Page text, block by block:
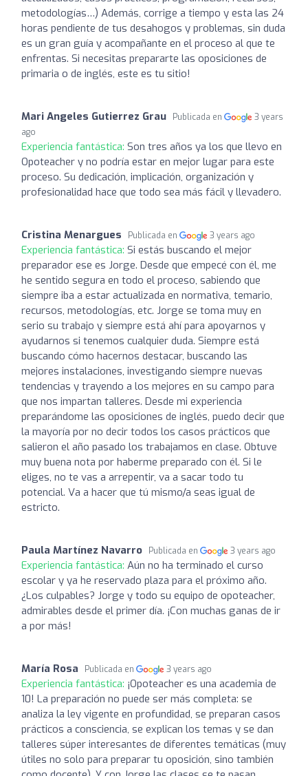
metodologías…) Además, corrige a tiempo y esta las 24
horas pendiente de tus desahogos y problemas, sin duda
es un gran guía y acompañante en el proceso al que te
enfrentas. Si necesitas prepararte las oposiciones de
primaria o de inglés, este es tu sitio!
Mari Angeles Gutierrez Grau Publicada en
3 years
ago
Experiencia fantástica: Son tres años ya los que llevo en
Opoteacher y no podría estar en mejor lugar para este
proceso. Su dedicación, implicación, organización y
profesionalidad hace que todo sea más fácil y llevadero.
Cristina Menargues Publicada en 3 years ago
Experiencia fantástica: Si estás buscando el mejor
preparador ese es Jorge. Desde que empecé con él, me
he sentido segura en todo el proceso, sabiendo que
siempre iba a estar actualizada en normativa, temario,
recursos, metodologías, etc. Jorge se toma muy en
serio su trabajo y siempre está ahí para apoyarnos y
ayudarnos si tenemos cualquier duda. Siempre está
buscando cómo hacernos destacar, buscando las
mejores instalaciones, investigando siempre nuevas
tendencias y trayendo a los mejores en su campo para
que nos impartan talleres. Desde mi experiencia
preparándome las oposiciones de inglés, puedo decir que
la mayoría por no decir todos los casos prácticos que
salieron el año pasado los trabajamos en clase. Obtuve
muy buena nota por haberme preparado con él. Si le
eliges, no te vas a arrepentir, va a sacar todo tu
potencial. Va a hacer que tú mismo/a seas igual de
estricto.
Paula Martínez Navarro Publicada en 3 years ago
Experiencia fantástica: Aún no ha terminado el curso
escolar y ya he reservado plaza para el próximo año.
¿Los culpables? Jorge y todo su equipo de opoteacher,
admirables desde el primer día. ¡Con muchas ganas de ir
a por más!
María Rosa Publicada en 3 years ago
Experiencia fantástica: ¡Opoteacher es una academia de
10! La preparación no puede ser más completa: se
analiza la ley vigente en profundidad, se preparan casos
prácticos a consciencia, se explican los temas y se dan
talleres súper interesantes de diferentes temáticas (muy
útiles no solo para preparar tu oposición, sino también